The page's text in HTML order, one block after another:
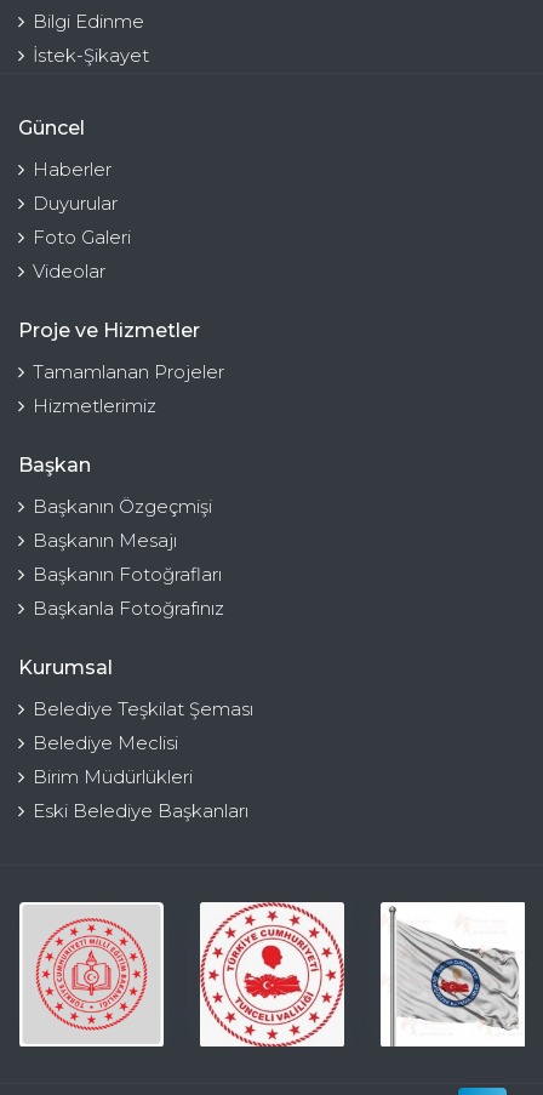
Bilgi Edinme
İstek-Şikayet
Güncel
Haberler
Duyurular
Foto Galeri
Videolar
Proje ve Hizmetler
Tamamlanan Projeler
Hizmetlerimiz
Başkan
Başkanın Özgeçmişi
Başkanın Mesajı
Başkanın Fotoğrafları
Başkanla Fotoğrafınız
Kurumsal
Belediye Teşkilat Şeması
Belediye Meclisi
Birim Müdürlükleri
Eski Belediye Başkanları